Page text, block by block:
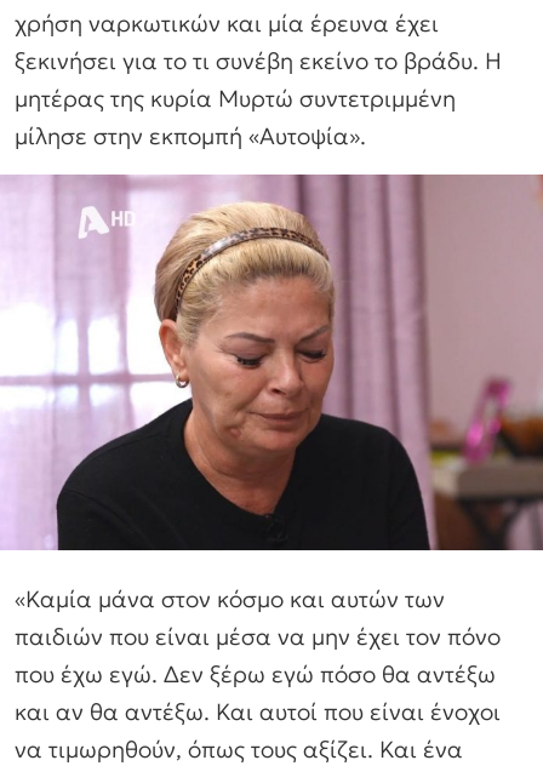
χρήση ναρκωτικών και μία έρευνα έχει
ξεκινήσει για το τι συνέβη εκείνο το βράδυ. Η
μητέρας της κυρία Μυρτώ συντετριμμένη
μίλησε στην εκπομπή «Αυτοψία».
«Καμία μάνα στον κόσμο και αυτών των
παιδιών που είναι μέσα να μην έχει τον πόνο
που έχω εγώ. Δεν ξέρω εγώ πόσο θα αντέξω
και αν θα αντέξω. Και αυτοί που είναι ένοχοι
να τιμωρηθούν, όπως τους αξίζει. Και ένα